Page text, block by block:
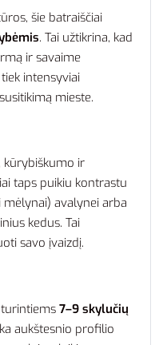
šie batraiščiai
. Tai užtikrina, kad
ir savaime
intensyviai
mieste.
kūrybiškumo ir
taps puikiu kontrastu
avalynei arba
kedus. Tai
savo įvaizdį.
7–9 skylučių
aukštesnio profilio